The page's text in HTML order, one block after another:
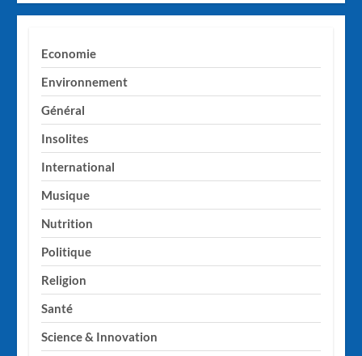
Economie
Environnement
Général
Insolites
International
Musique
Nutrition
Politique
Religion
Santé
Science & Innovation